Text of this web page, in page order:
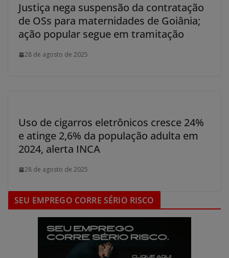
Justiça nega suspensão da contratação
de OSs para maternidades de Goiânia;
ação popular segue em tramitação
28 de agosto de 2025
Uso de cigarros eletrônicos cresce 24%
e atinge 2,6% da população adulta em
2024, alerta INCA
28 de agosto de 2025
SEU EMPREGO CORRE SÉRIO RISCO